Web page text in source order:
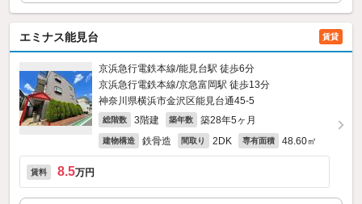
エミナス能見台 賃貸
京浜急行電鉄本線/能見台駅 徒歩6分
京浜急行電鉄本線/京急富岡駅 徒歩13分
神奈川県横浜市金沢区能見台通45-5
総階数 3階建 築年数 築28年5ヶ月
建物構造 鉄骨造 間取り 2DK 専有面積 48.60㎡
賃料 8.5万円